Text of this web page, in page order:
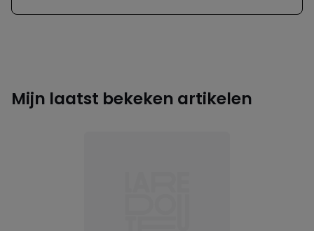
Mijn laatst bekeken artikelen